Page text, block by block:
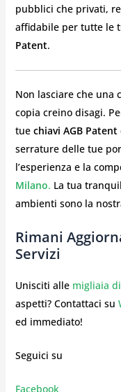
pubblici che privati,
affidabile per tutte le
Patent.
Non lasciare che una
copia creino disagi.
tue chiavi AGB Patent
serrature delle tue
l’esperienza e la
Milano. La tua
ambienti sono la
Rimani
Servizi
Unisciti alle migliaia
aspetti? Contattaci su
ed immediato!
Seguici su
Facebook